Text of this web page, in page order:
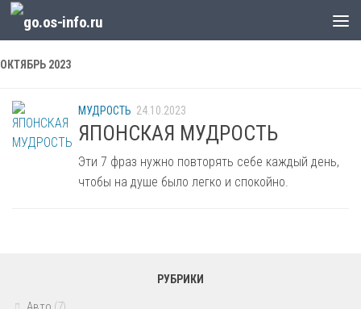
Skip to content
ОКТЯБРЬ 2023
МУДРОСТЬ 24.10.2023
ЯПОНСКАЯ МУДРОСТЬ
Эти 7 фраз нужно повторять себе каждый день,
чтобы на душе было легко и спокойно.
РУБРИКИ